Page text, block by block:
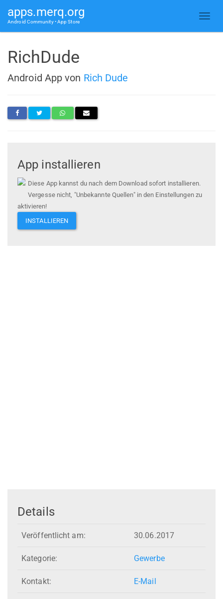
apps.merq.org
Android Community • App Store
RichDude
Android App von Rich Dude
App installieren
Diese App kannst du nach dem Download sofort installieren.
Vergesse nicht, "Unbekannte Quellen" in den Einstellungen zu
aktivieren!
INSTALLIEREN
Details
Veröffentlicht am: 30.06.2017
Kategorie: Gewerbe
Kontakt: E-Mail